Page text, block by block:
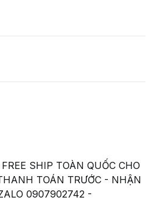
SHIP TOÀN QUỐC CHO
TOÁN TRƯỚC - NHẬN
0907902742 -